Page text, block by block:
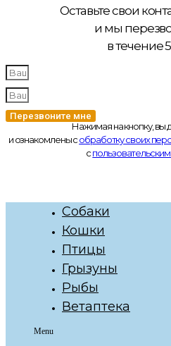
Оставьте свои
и мы
в течение
Перезвоните мне
Нажимая на кнопку, вы
и ознакомлены собработку своих
с
Собаки
Кошки
Птицы
Грызуны
Рыбы
Ветаптека
Menu